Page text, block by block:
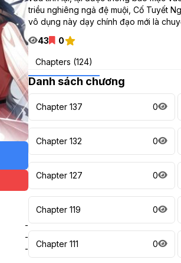
-
-
-
triều nghiêng ngả đệ muội, Cố Tuyết
vô dụng này dạy chính đạo mới là
43
0
Chapters (124)
Danh sách chương
Chapter 137 0
Chapter 132 0
Chapter 127 0
Chapter 119 0
Chapter 111 0